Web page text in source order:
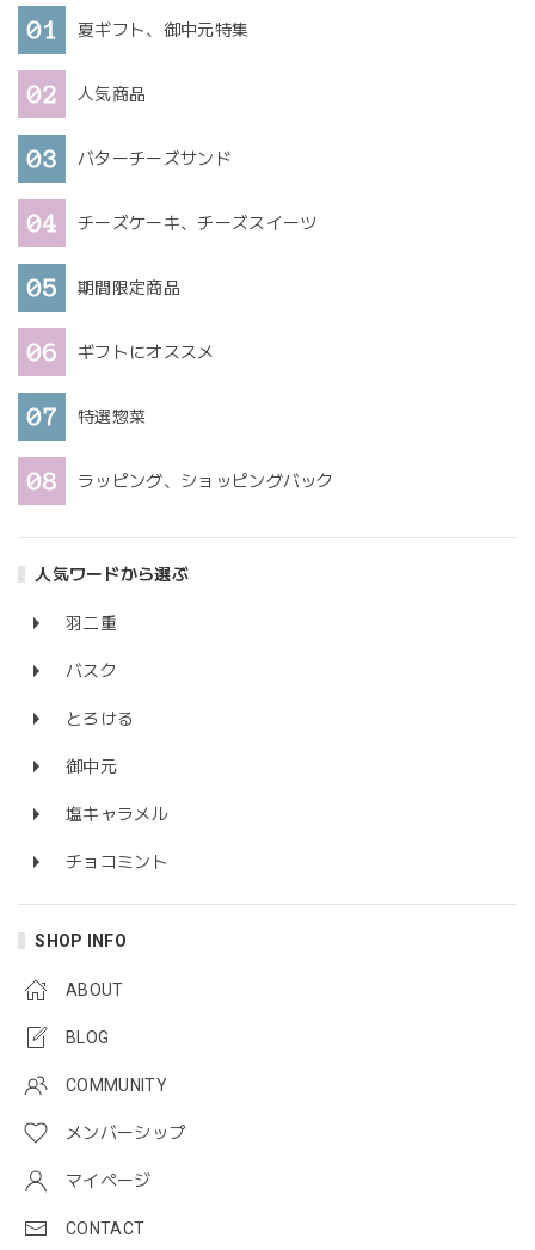
夏ギフト、御中元特集
人気商品
バターチーズサンド
チーズケーキ、チーズスイーツ
期間限定商品
ギフトにオススメ
特選惣菜
ラッピング、ショッピングバック
人気ワードから選ぶ
羽二重
バスク
とろける
御中元
塩キャラメル
チョコミント
SHOP INFO
ABOUT
BLOG
COMMUNITY
メンバーシップ
マイページ
CONTACT